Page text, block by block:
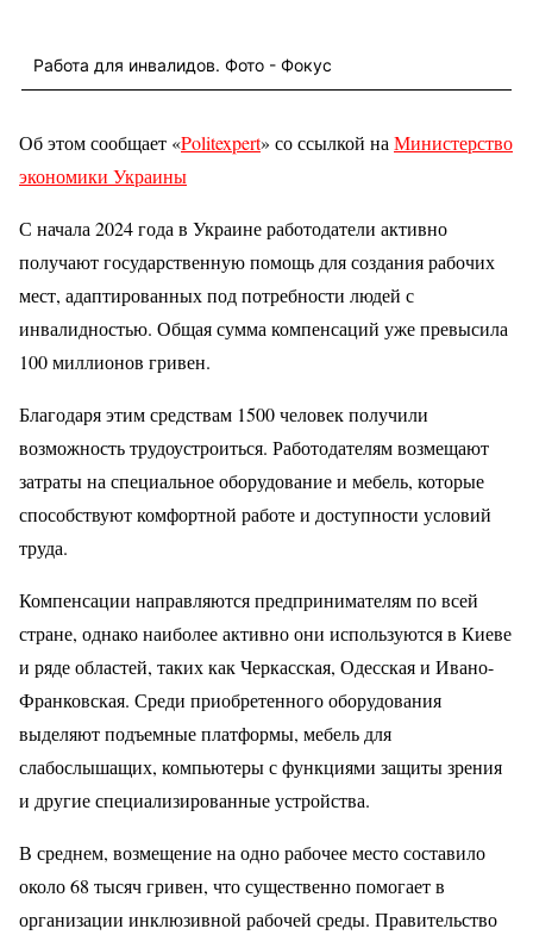
Работа для инвалидов. Фото - Фокус
Об этом сообщает «Politexpert» со ссылкой наМинистерство
экономики Украины
С начала 2024 года в Украине работодатели активно
получают государственную помощь для создания рабочих
мест, адаптированных под потребности людей с
инвалидностью. Общая сумма компенсаций уже превысила
100 миллионов гривен.
Благодаря этим средствам 1500 человек получили
возможность трудоустроиться. Работодателям возмещают
затраты на специальное оборудование и мебель, которые
способствуют комфортной работе и доступности условий
труда.
Компенсации направляются предпринимателям по всей
стране, однако наиболее активно они используются в Киеве
и ряде областей, таких как Черкасская, Одесская и Ивано-
Франковская. Среди приобретенного оборудования
выделяют подъемные платформы, мебель для
слабослышащих, компьютеры с функциями защиты зрения
и другие специализированные устройства.
В среднем, возмещение на одно рабочее место составило
около 68 тысяч гривен, что существенно помогает в
организации инклюзивной рабочей среды. Правительство